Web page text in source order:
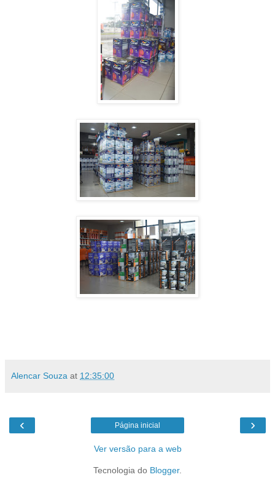
Alencar Souza at 12:35:00
‹ ›
Página inicial
Ver versão para a web
Tecnologia do Blogger.